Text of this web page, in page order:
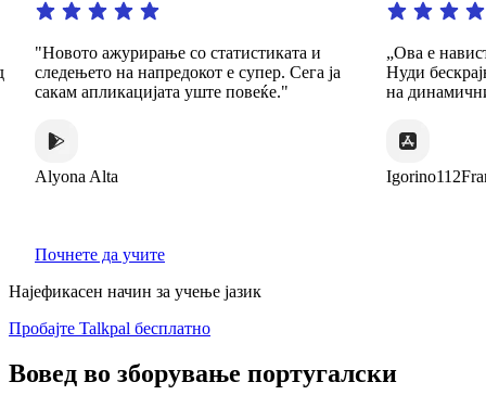
"Новото ажурирање со статистиката и
следењето на напредокот е супер. Сега ја
сакам апликацијата уште повеќе."
Alyona Alta
„Ова е
Нуди
на динамични
Igorino112France
Почнете да учите
Најефикасен начин за учење јазик
Пробајте Talkpal бесплатно
Вовед во зборување португалски